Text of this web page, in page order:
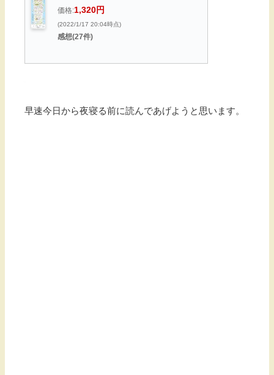
価格:1,320円
(2022/1/17 20:04時点)
感想(27件)
早速今日から夜寝る前に読んであげようと思います。